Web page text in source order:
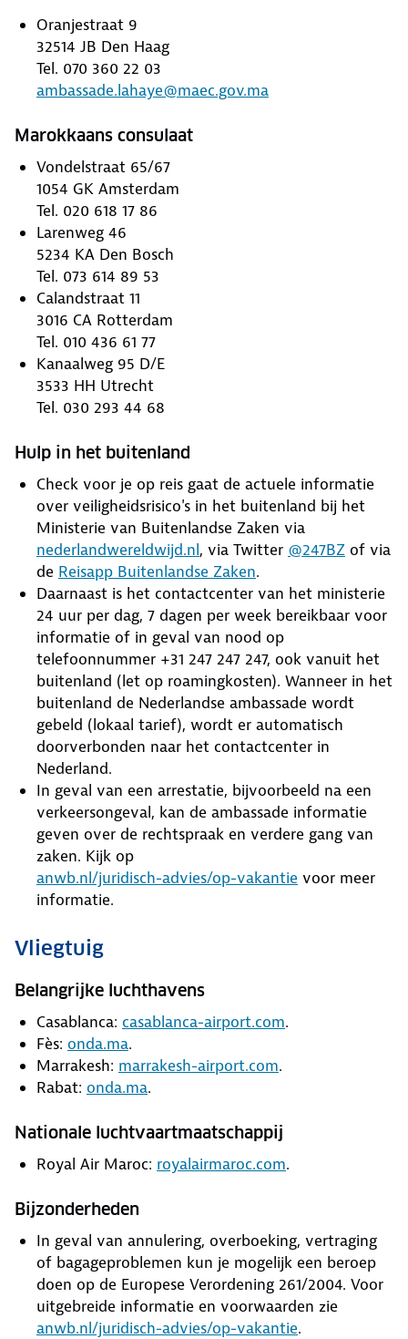
Oranjestraat 9
32514 JB Den Haag
Tel. 070 360 22 03
ambassade.lahaye@maec.gov.ma
Marokkaans consulaat
Vondelstraat 65/67
1054 GK Amsterdam
Tel. 020 618 17 86
Larenweg 46
5234 KA Den Bosch
Tel. 073 614 89 53
Calandstraat 11
3016 CA Rotterdam
Tel. 010 436 61 77
Kanaalweg 95 D/E
3533 HH Utrecht
Tel. 030 293 44 68
Hulp in het buitenland
Check voor je op reis gaat de actuele informatie
over veiligheidsrisico's in het buitenland bij het
Ministerie van Buitenlandse Zaken via
nederlandwereldwijd.nl, via Twitter @247BZ of via
de Reisapp Buitenlandse Zaken.
Daarnaast is het contactcenter van het ministerie
24 uur per dag, 7 dagen per week bereikbaar voor
informatie of in geval van nood op
telefoonnummer +31 247 247 247, ook vanuit het
buitenland (let op roamingkosten). Wanneer in het
buitenland de Nederlandse ambassade wordt
gebeld (lokaal tarief), wordt er automatisch
doorverbonden naar het contactcenter in
Nederland.
In geval van een arrestatie, bijvoorbeeld na een
verkeersongeval, kan de ambassade informatie
geven over de rechtspraak en verdere gang van
zaken. Kijk op
anwb.nl/juridisch-advies/op-vakantie voor meer
informatie.
Vliegtuig
Belangrijke luchthavens
Casablanca: casablanca-airport.com.
Fès: onda.ma.
Marrakesh: marrakesh-airport.com.
Rabat: onda.ma.
Nationale luchtvaartmaatschappij
Royal Air Maroc: royalairmaroc.com.
Bijzonderheden
In geval van annulering, overboeking, vertraging
of bagageproblemen kun je mogelijk een beroep
doen op de Europese Verordening 261/2004. Voor
uitgebreide informatie en voorwaarden zie
anwb.nl/juridisch-advies/op-vakantie.